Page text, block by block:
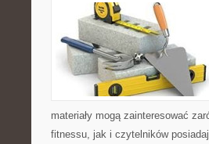
materiały mogą zainteresować
fitnessu, jak i czytelników